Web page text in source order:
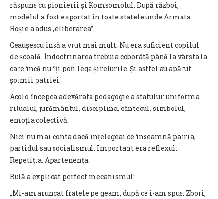
răspuns cu pionierii și Komsomolul. După război,
modelul a fost exportat în toate statele unde Armata
Roșie a adus „eliberarea”.
Ceaușescu însă a vrut mai mult. Nu era suficient copilul
de școală. Îndoctrinarea trebuia coborâtă până la vârsta la
care încă nu îți poți lega șireturile. Și astfel au apărut
șoimii patriei.
Acolo începea adevărata pedagogie a statului: uniforma,
ritualul, jurământul, disciplina, cântecul, simbolul,
emoția colectivă.
Nici nu mai conta dacă înțelegeai ce înseamnă patria,
partidul sau socialismul. Important era reflexul.
Repetiția. Apartenența.
Bulă a explicat perfect mecanismul:
„Mi-am aruncat fratele pe geam, după ce i-am spus: Zbori,